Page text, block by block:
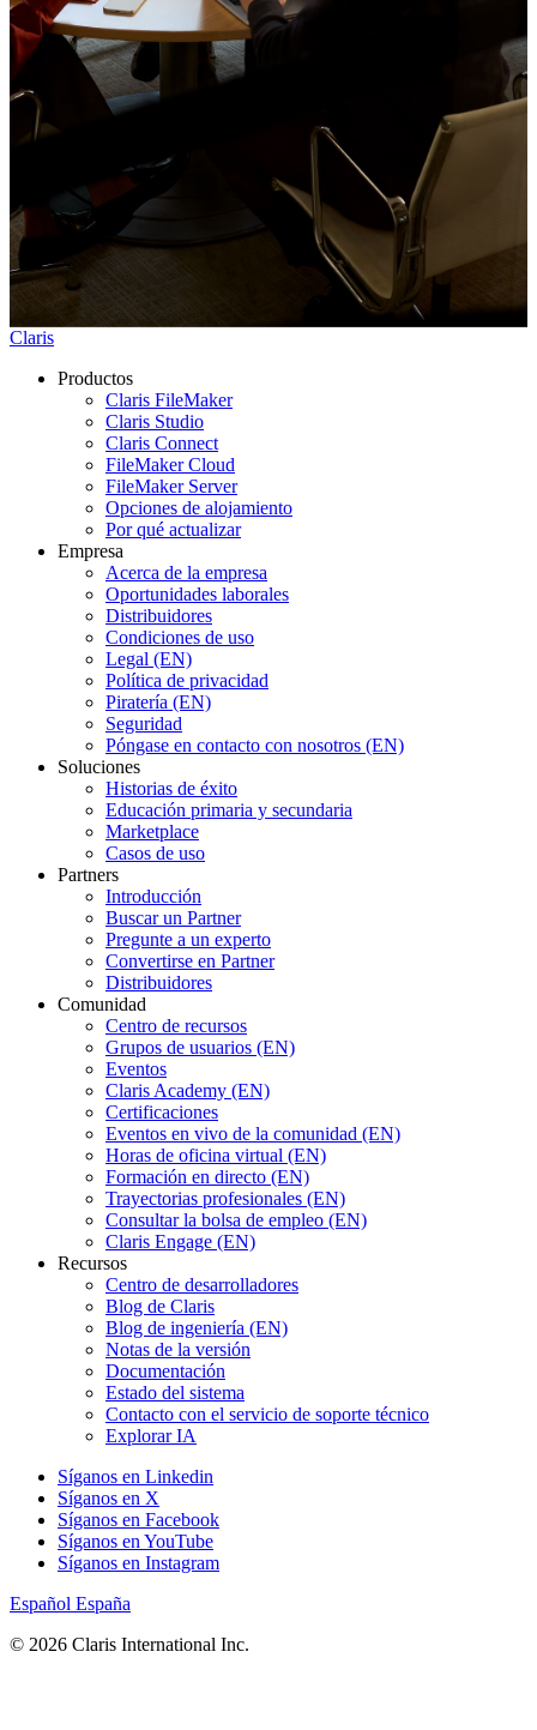
Claris
Productos
Claris FileMaker
Claris Studio
Claris Connect
FileMaker Cloud
FileMaker Server
Opciones de alojamiento
Por qué actualizar
Empresa
Acerca de la empresa
Oportunidades laborales
Distribuidores
Condiciones de uso
Legal (EN)
Política de privacidad
Piratería (EN)
Seguridad
Póngase en contacto con nosotros (EN)
Soluciones
Historias de éxito
Educación primaria y secundaria
Marketplace
Casos de uso
Partners
Introducción
Buscar un Partner
Pregunte a un experto
Convertirse en Partner
Distribuidores
Comunidad
Centro de recursos
Grupos de usuarios (EN)
Eventos
Claris Academy (EN)
Certificaciones
Eventos en vivo de la comunidad (EN)
Horas de oficina virtual (EN)
Formación en directo (EN)
Trayectorias profesionales (EN)
Consultar la bolsa de empleo (EN)
Claris Engage (EN)
Recursos
Centro de desarrolladores
Blog de Claris
Blog de ingeniería (EN)
Notas de la versión
Documentación
Estado del sistema
Contacto con el servicio de soporte técnico
Explorar IA
Síganos en Linkedin
Síganos en X
Síganos en Facebook
Síganos en YouTube
Síganos en Instagram
Español España
© 2026 Claris International Inc.